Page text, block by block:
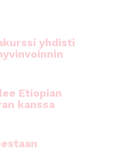
yhdisti
Etiopian
kanssa